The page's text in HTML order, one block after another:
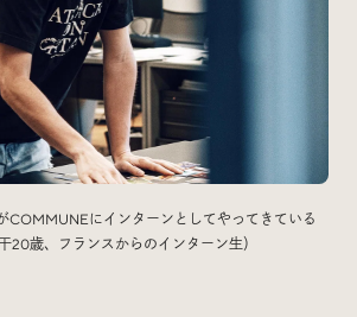
COMMUNEにインターンとしてやってきている
20歳、フランスからのインターン生）